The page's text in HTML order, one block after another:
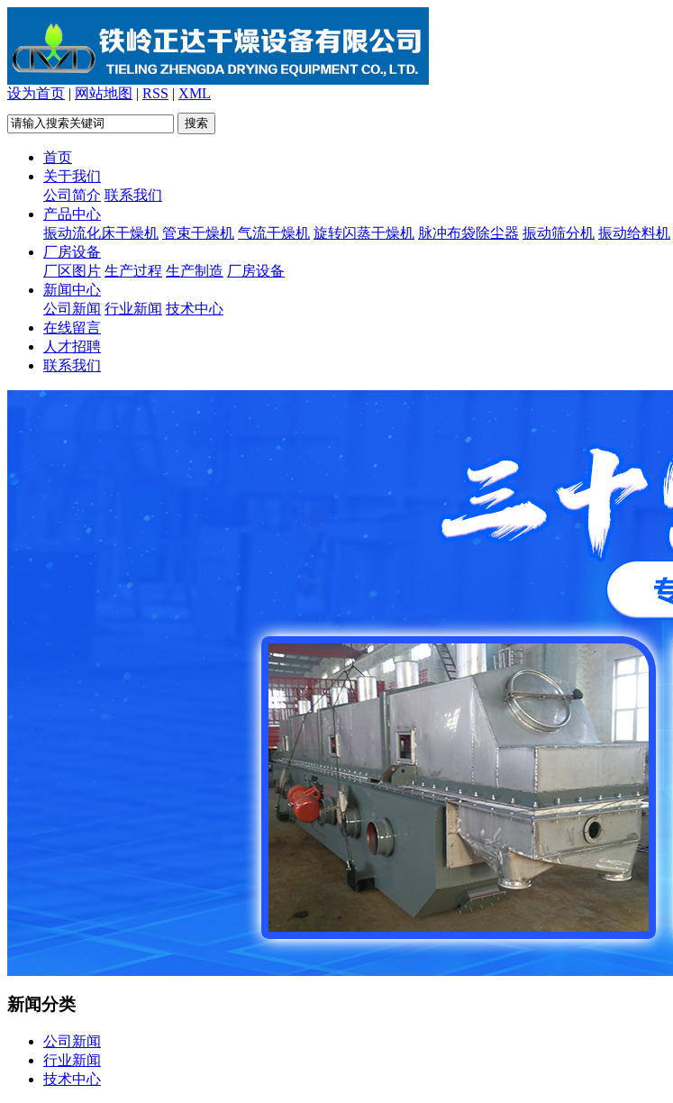
设为首页 | 网站地图 | RSS | XML
首页
关于我们
公司简介 联系我们
产品中心
振动流化床干燥机 管束干燥机 气流干燥机 旋转闪蒸干燥机 脉冲布袋除尘器 振动筛分机 振动给料机
厂房设备
厂区图片 生产过程 生产制造 厂房设备
新闻中心
公司新闻 行业新闻 技术中心
在线留言
人才招聘
联系我们
新闻分类
公司新闻
行业新闻
技术中心